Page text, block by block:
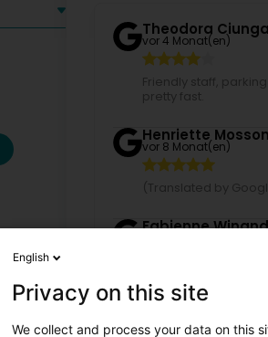
Theodora
vor 4 Monat(en)
Friendly staff,
pretty fast.
Henriette
vor 8 Monat(en)
(Translated by
Fabienne
(Translated by
schwätzen
A C
English
Privacy on this site
We collect and process your data on this